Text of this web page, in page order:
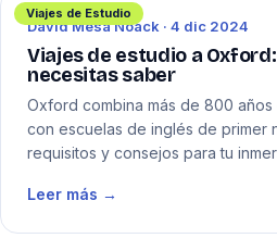
Viajes de Estudio
David Mesa Noack · 4 dic 2024
Viajes de estudio a
necesitas saber
Oxford combina más de 800
con escuelas de inglés de primer
requisitos y consejos para tu
Leer más →